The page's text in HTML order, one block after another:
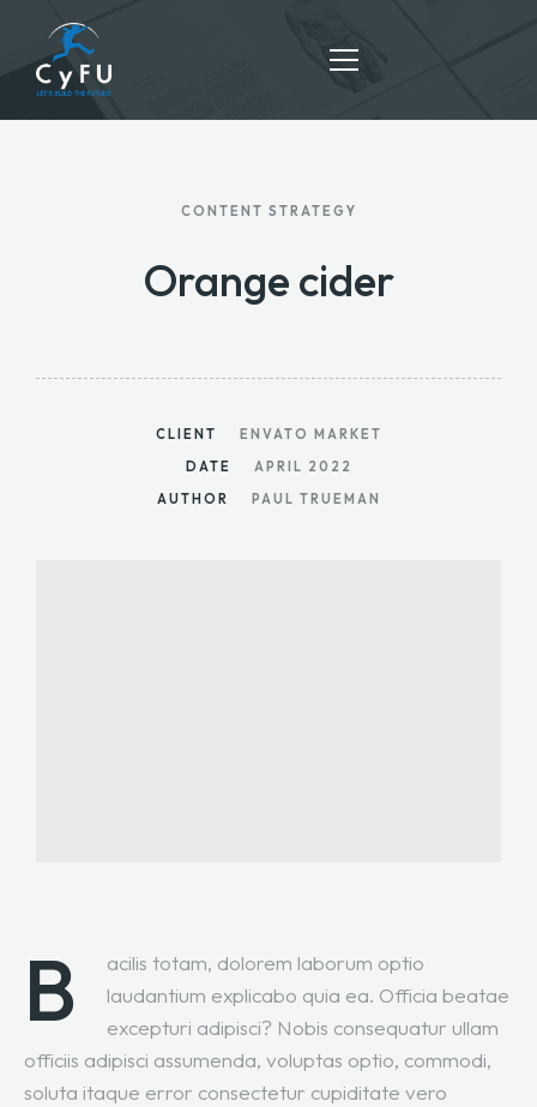
HOME
ABOUT US
CONTENT STRATEGY
Orange cider
CLIENT
ENVATO MARKET
DATE
APRIL 2022
AUTHOR
PAUL TRUEMAN
B
acilis totam, dolorem laborum optio
laudantium explicabo quia ea. Officia beatae
excepturi adipisci? Nobis consequatur ullam
officiis adipisci assumenda, voluptas optio, commodi,
soluta itaque error consectetur cupiditate vero